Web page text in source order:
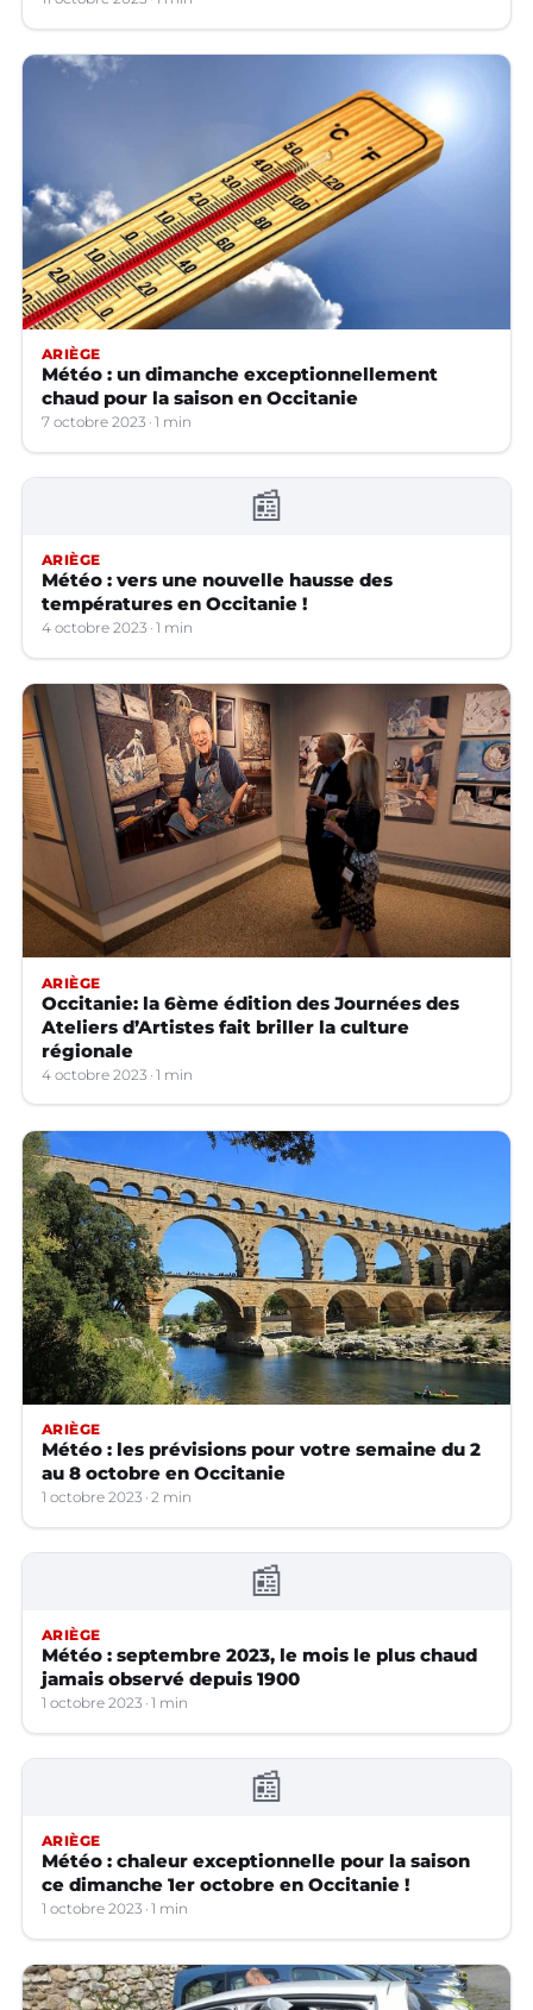
ARIÈGE
Météo : un dimanche exceptionnellement
chaud pour la saison en Occitanie
7 octobre 2023 1 min
📰
ARIÈGE
Météo : vers une nouvelle hausse des
températures en Occitanie !
4 octobre 2023 1 min
ARIÈGE
Occitanie: la 6ème édition des Journées des
Ateliers d’Artistes fait briller la culture
régionale
4 octobre 2023 1 min
ARIÈGE
Météo : les prévisions pour votre semaine du 2
au 8 octobre en Occitanie
1 octobre 2023 2 min
📰
ARIÈGE
Météo : septembre 2023, le mois le plus chaud
jamais observé depuis 1900
1 octobre 2023 1 min
📰
ARIÈGE
Météo : chaleur exceptionnelle pour la saison
ce dimanche 1er octobre en Occitanie !
1 octobre 2023 1 min